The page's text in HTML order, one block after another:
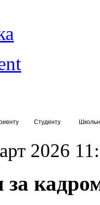
Студенту
2026